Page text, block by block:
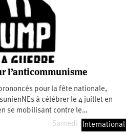
l’anticommunisme
pour la fête nationale,
à célébrer le 4 juillet en
se mobilisant contre le…
Samedi 11 juillet 2026
International